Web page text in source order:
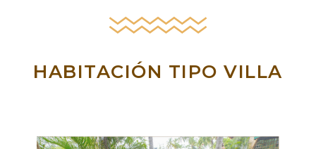
HABITACIÓN TIPO VILLA